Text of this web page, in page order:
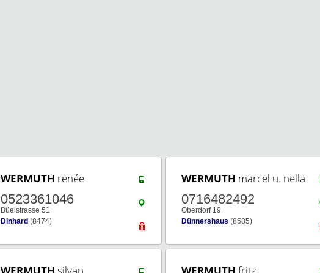
WERMUTH renée
0523361046
Büelstrasse 51
Dinhard (8474)
WERMUTH marcel u. nella
0716482492
Oberdorf 19
Dünnershaus (8585)